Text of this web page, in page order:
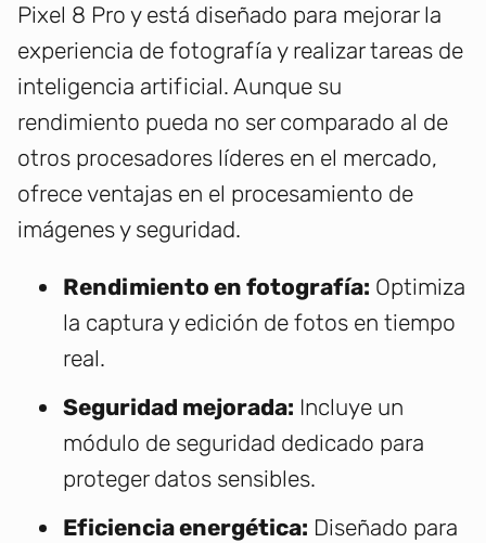
Pixel 8 Pro y está diseñado para mejorar la
experiencia de fotografía y realizar tareas de
inteligencia artificial. Aunque su
rendimiento pueda no ser comparado al de
otros procesadores líderes en el mercado,
ofrece ventajas en el procesamiento de
imágenes y seguridad.
Rendimiento en fotografía: Optimiza
la captura y edición de fotos en tiempo
real.
Seguridad mejorada: Incluye un
módulo de seguridad dedicado para
proteger datos sensibles.
Eficiencia energética: Diseñado para